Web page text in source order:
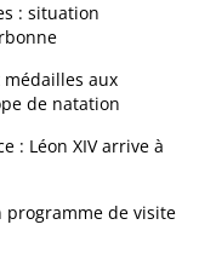
: situation
aux
de natation
: Léon XIV arrive à
programme de visite